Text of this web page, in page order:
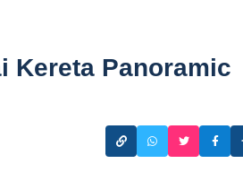
Kereta Panoramic